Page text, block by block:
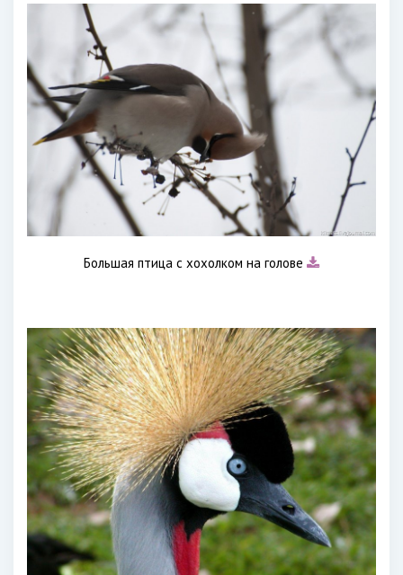
Большая птица с хохолком на голове